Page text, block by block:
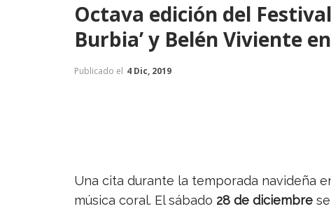
Octava edición del
Burbia’ y Belén Viviente
Publicado el 4 Dic, 2019
Una cita durante la temporada navideña
música coral. El sábado 28 de diciembre